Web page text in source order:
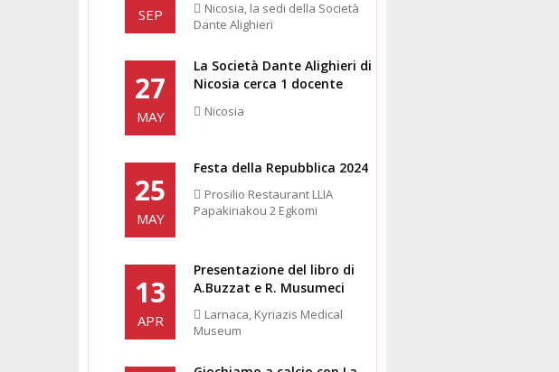
SEP
Nicosia, la sedi della Società
Dante Alighieri
27
MAY
La Società Dante Alighieri di
Nicosia cerca 1 docente
Nicosia
25
MAY
Festa della Repubblica 2024
Prosilio Restaurant LLIA
Papakiriakou 2 Egkomi
13
APR
Presentazione del libro di
A.Buzzat e R. Musumeci
Larnaca, Kyriazis Medical
Museum